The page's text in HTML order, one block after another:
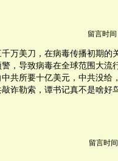
留言时间
万美刀，在病毒传播初期的
，导致病毒在全球范围大流
共所要十亿美元，中共没给
诈勒索，谭书记真不是啥好
留言时